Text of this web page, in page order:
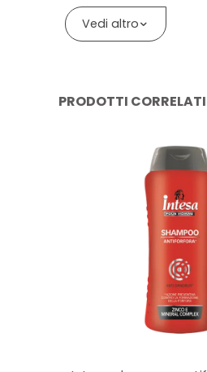
può sembrare più
Domanda: L’olio
morbida e leggera. Un
valorizzare
Domanda: L’olio
Risposta: L’olio
dorato. Per esigenze di
Domanda: L’olio
Risposta: Un olio
applica su pelle pulita
Vedi altro
PRODOTTI CORRELATI